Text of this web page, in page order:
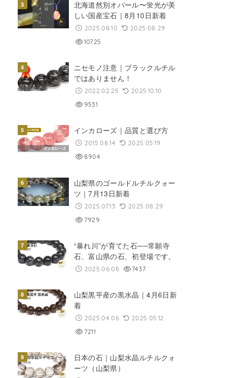
北海道然別オパール〜蛍光が美
しい国産宝石｜8月10日新着
2025.08.10
2025.08.29
10725
ニセモノ注意｜ブラックルチル
ではありません！
2022.02.25
2025.10.10
9531
インカローズ｜品質と選び方
2015.08.14
2025.05.19
8904
山梨県のゴールドルチルクォー
ツ｜7月13日新着
2025.07.13
2025.08.29
7929
“暴れ川”が育てた石──常願寺
石、富山県の石、初登場です。
2025.06.08 7437
山梨黒平産の黒水晶｜4月6日新
着
2025.04.06
2025.05.12
7211
日本の石｜山梨水晶ルチルクォ
ーツ（山梨県）